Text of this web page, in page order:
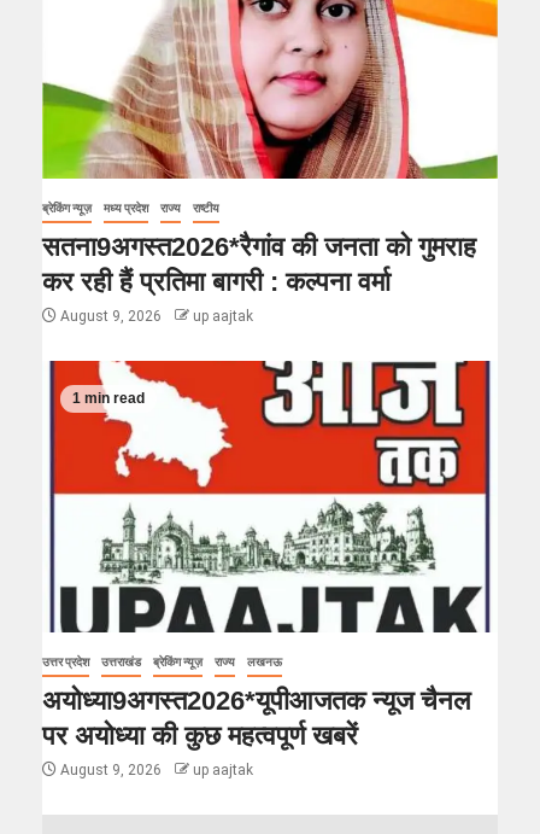
ब्रेकिंग न्यूज़ मध्य प्रदेश राज्य राष्टीय
सतना9अगस्त2026*रैगांव की जनता को गुमराह
कर रही हैं प्रतिमा बागरी : कल्पना वर्मा
August 9, 2026 up aajtak
1 min read
उत्तर प्रदेश उत्तराखंड ब्रेकिंग न्यूज़ राज्य लखनऊ
अयोध्या9अगस्त2026*यूपीआजतक न्यूज चैनल
पर अयोध्या की कुछ महत्वपूर्ण खबरें
August 9, 2026 up aajtak